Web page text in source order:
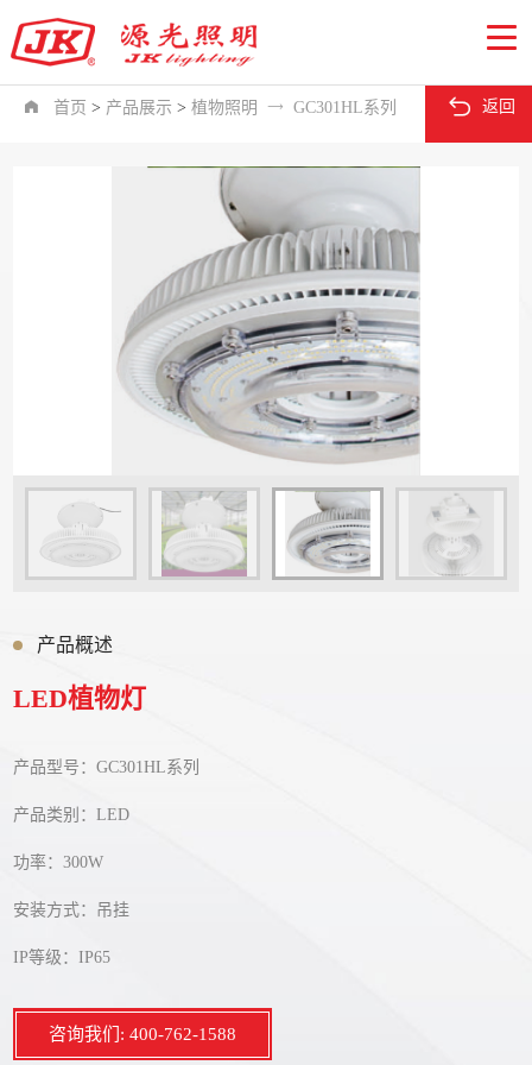
 首页 > 产品展示 >植物照明  GC301HL系列  返回
产品概述
LED植物灯
产品型号：GC301HL系列
产品类别：LED
功率：300W
安装方式：吊挂
IP等级：IP65
咨询我们: 400-762-1588